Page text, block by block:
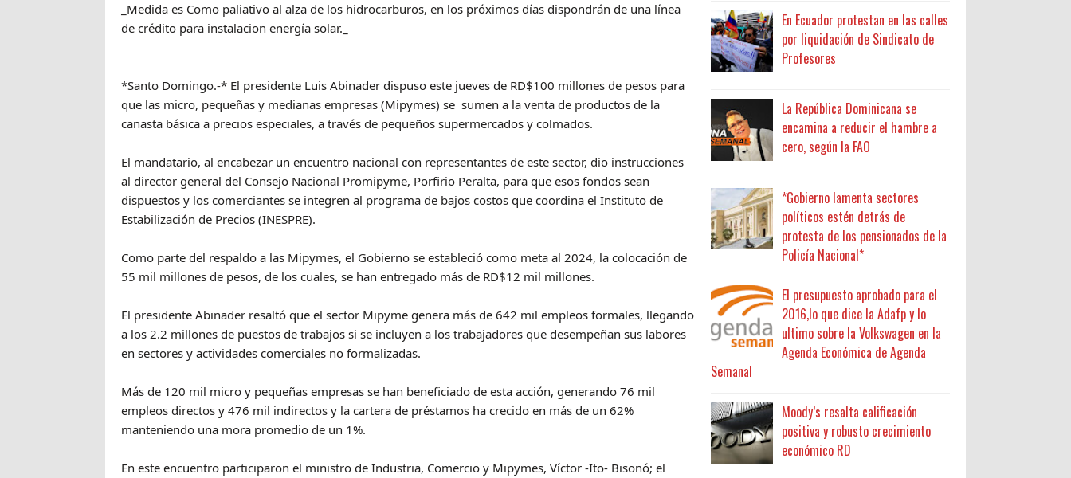
_Medida es Como paliativo al alza de los hidrocarburos, en los próximos días dispondrán de una línea
de crédito para instalacion energía solar._
*Santo Domingo.-* El presidente Luis Abinader dispuso este jueves de RD$100 millones de pesos para
que las micro, pequeñas y medianas empresas (Mipymes) se sumen a la venta de productos de la
canasta básica a precios especiales, a través de pequeños supermercados y colmados.
El mandatario, al encabezar un encuentro nacional con representantes de este sector, dio instrucciones
al director general del Consejo Nacional Promipyme, Porfirio Peralta, para que esos fondos sean
dispuestos y los comerciantes se integren al programa de bajos costos que coordina el Instituto de
Estabilización de Precios (INESPRE).
Como parte del respaldo a las Mipymes, el Gobierno se estableció como meta al 2024, la colocación de
55 mil millones de pesos, de los cuales, se han entregado más de RD$12 mil millones.
El presidente Abinader resaltó que el sector Mipyme genera más de 642 mil empleos formales, llegando
a los 2.2 millones de puestos de trabajos si se incluyen a los trabajadores que desempeñan sus labores
en sectores y actividades comerciales no formalizadas.
Más de 120 mil micro y pequeñas empresas se han beneficiado de esta acción, generando 76 mil
empleos directos y 476 mil indirectos y la cartera de préstamos ha crecido en más de un 62%
manteniendo una mora promedio de un 1%.
En este encuentro participaron el ministro de Industria, Comercio y Mipymes, Víctor -Ito- Bisonó; el
En Ecuador protestan en las calles
por liquidación de Sindicato de
Profesores
La República Dominicana se
encamina a reducir el hambre a
cero, según la FAO
*Gobierno lamenta sectores
políticos estén detrás de
protesta de los pensionados de la
Policía Nacional*
El presupuesto aprobado para el
2016,lo que dice la Adafp y lo
ultimo sobre la Volkswagen en la
Agenda Económica de Agenda
Semanal
Moody’s resalta calificación
positiva y robusto crecimiento
económico RD